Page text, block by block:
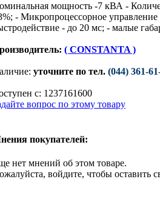
мощность -7 кВА -
- Микропроцессорное
- до 20 мс; - малые
( CONSTANTA )
уточните по тел. (044) 361-
с: 1237161600
вопрос по этому товару
покупателей:
нет мнений об этом товаре.
войдите, чтобы оставить